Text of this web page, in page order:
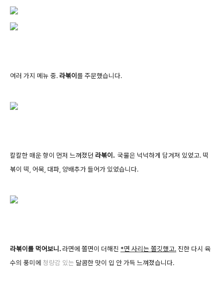
여러 가지 메뉴 중. 라볶이 를 주문했습니다.
칼칼한 매운 향이 먼저 느껴졌던 라볶이. 국물은 넉넉하게 담겨져 있었고. 떡
볶이 떡, 어묵, 대파, 양배추가 들어가 있었습니다.
라볶이를 먹어보니. 라면에 쫄면이 더해진 *면 사리는 쫄깃했고. 진한 다시 육
수의 풍미에 청량감 있는 달콤한 맛이 입 안 가득 느껴졌습니다.